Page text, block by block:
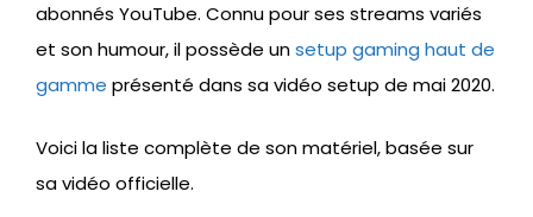
abonnés YouTube. Connu pour ses streams variés
et son humour, il possède unsetup gaming haut de
gamme présenté dans sa vidéo setup de mai 2020.
Voici la liste complète de son matériel, basée sur
sa vidéo officielle.